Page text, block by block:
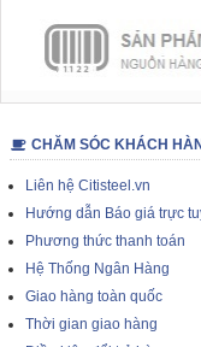
CHĂM SÓC KHÁCH
Liên hệ Citisteel.vn
Hướng dẫn Báo giá trực
Phương thức thanh toán
Hệ Thống Ngân Hàng
Giao hàng toàn quốc
Thời gian giao hàng